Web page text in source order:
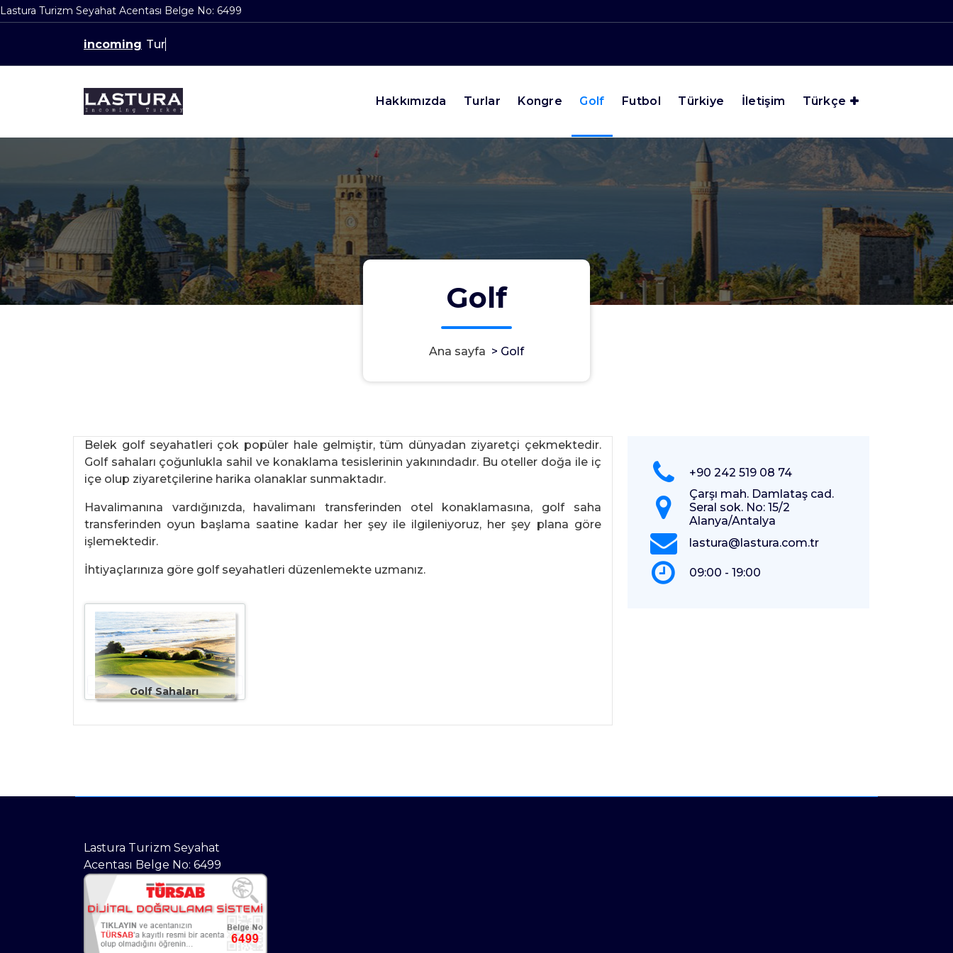
Lastura Turizm Seyahat Acentası Belge No: 6499
incoming Tureck
Hakkımızda Turlar Kongre Golf Futbol Türkiye İletişim Türkçe
Golf
Ana sayfa > Golf
Belek golf seyahatleri çok popüler hale gelmiştir, tüm dünyadan ziyaretçi çekmektedir.
Golf sahaları çoğunlukla sahil ve konaklama tesislerinin yakınındadır. Bu oteller doğa ile iç
içe olup ziyaretçilerine harika olanaklar sunmaktadır.
Havalimanına vardığınızda, havalimanı transferinden otel konaklamasına, golf saha
transferinden oyun başlama saatine kadar her şey ile ilgileniyoruz, her şey plana göre
işlemektedir.
İhtiyaçlarınıza göre golf seyahatleri düzenlemekte uzmanız.
Golf Sahaları
+90 242 519 08 74
Çarşı mah. Damlataş cad.
Seral sok. No: 15/2
Alanya/Antalya
lastura@lastura.com.tr
09:00 - 19:00
Lastura Turizm Seyahat
Acentası Belge No: 6499